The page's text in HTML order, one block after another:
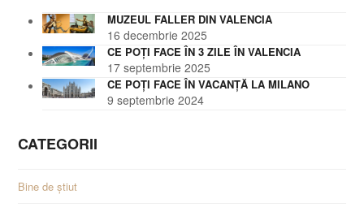
MUZEUL FALLER DIN VALENCIA
16 decembrie 2025
CE POȚI FACE ÎN 3 ZILE ÎN VALENCIA
17 septembrie 2025
CE POȚI FACE ÎN VACANȚĂ LA MILANO
9 septembrie 2024
CATEGORII
Bine de știut